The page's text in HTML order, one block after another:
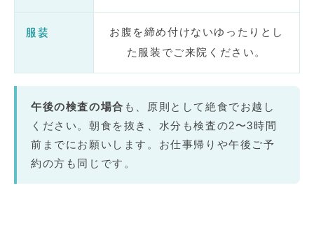
服装
お腹を締め付けないゆったりとし
た服装でご来院ください。
午後の検査の場合 も、原則として絶食でお越し
ください。朝食を抜き、水分も検査の2〜3時間
前までにお願いします。お仕事帰りや午後ご予
約の方も同じです。